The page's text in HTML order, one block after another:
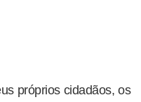
próprios cidadãos, os